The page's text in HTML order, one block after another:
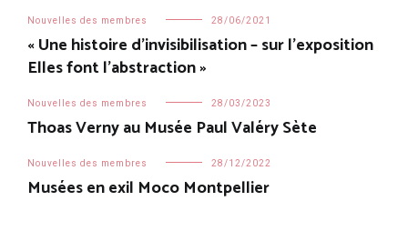
Nouvelles des membres 28/06/2021
« Une histoire d’invisibilisation – sur l’exposition
Elles font l’abstraction »
Nouvelles des membres 28/03/2023
Thoas Verny au Musée Paul Valéry Sète
Nouvelles des membres 28/12/2022
Musées en exil Moco Montpellier